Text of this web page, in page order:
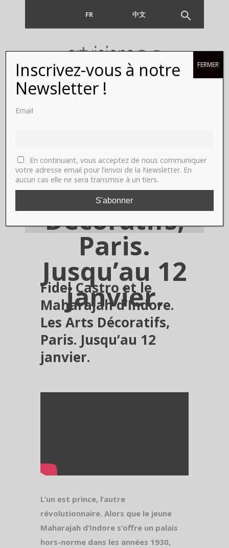
FR 中文
Fidel Castro
d’Indore.
Les Arts
Décoratifs,
Paris.
Jusqu’au 12
janvier.
Fidel Castro et le
Maharajah d’Indore.
Les Arts Décoratifs,
Paris. Jusqu’au 12
janvier.
L’un est prince, l’autre
révolutionnaire. Alors que le jeune
Maharajah d’Indore s’offre un palais
hors-norme dans les années 1930,
Inscrivez-vous à notre
Newsletter !
Email
En continuant, vous acceptez de nous communiquer
votre adresse email pour l’envoi de la Newsletter. En
aucun cas elle ne sera transmise à un tiers.
FERMER